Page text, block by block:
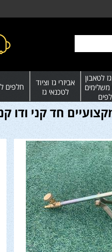
לטאבון
משלימים
אביזרי גז וציוד
לטכנאי גז
חלפים
חד קני ודו